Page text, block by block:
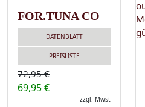
FOR.TUNA CO
DATENBLATT
PREISLISTE
72,95 €
69,95 €
zzgl. Mwst